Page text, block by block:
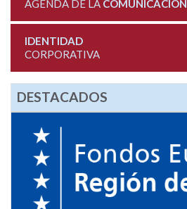
AGENDA DE LA COMUNICACIÓN
IDENTIDAD
CORPORATIVA
DESTACADOS